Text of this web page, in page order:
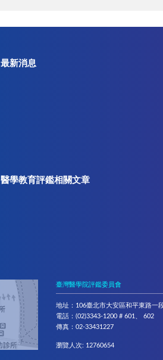
最新消息
醫學教育評鑑相關文章
臺灣醫學院評鑑委員會
地址：106臺北市大安區和平東路一
電話：(02)3343-1200 # 601、 602
傳真：02-33431227
瀏覽人次: 12760654